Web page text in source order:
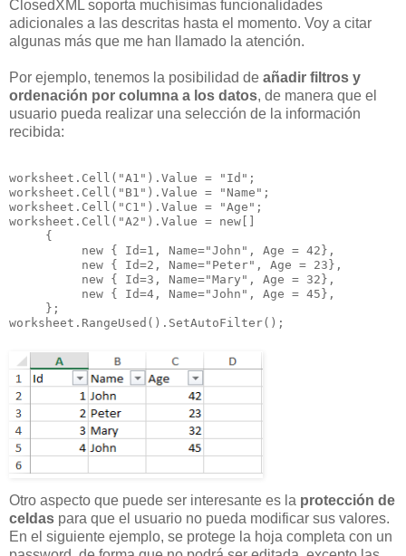
ClosedXML soporta muchísimas funcionalidades
adicionales a las descritas hasta el momento. Voy a citar
algunas más que me han llamado la atención.
Por ejemplo, tenemos la posibilidad de añadir filtros y
ordenación por columna a los datos, de manera que el
usuario pueda realizar una selección de la información
recibida:
worksheet.Cell("A1").Value = "Id";
worksheet.Cell("B1").Value = "Name";
worksheet.Cell("C1").Value = "Age";
worksheet.Cell("A2").Value = new[]
     {
          new { Id=1, Name="John", Age = 42},
          new { Id=2, Name="Peter", Age = 23},
          new { Id=3, Name="Mary", Age = 32},
          new { Id=4, Name="John", Age = 45},
     };
worksheet.RangeUsed().SetAutoFilter();
Otro aspecto que puede ser interesante es la protección de
celdas para que el usuario no pueda modificar sus valores.
En el siguiente ejemplo, se protege la hoja completa con un